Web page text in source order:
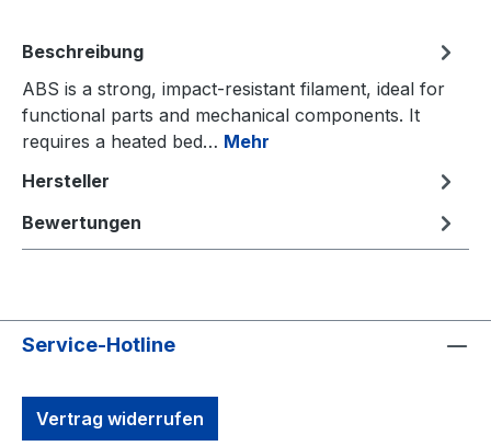
Beschreibung
ABS is a strong, impact-resistant filament, ideal for
functional parts and mechanical components. It
requires a heated bed… Mehr
Hersteller
Bewertungen
Service-Hotline
Vertrag widerrufen